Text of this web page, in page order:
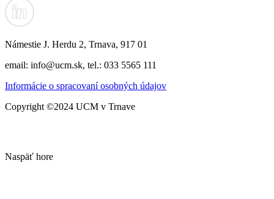
Námestie J. Herdu 2, Trnava, 917 01
email: info@ucm.sk, tel.: 033 5565 111
Informácie o spracovaní osobných údajov
Copyright ©2024 UCM v Trnave
Naspäť hore